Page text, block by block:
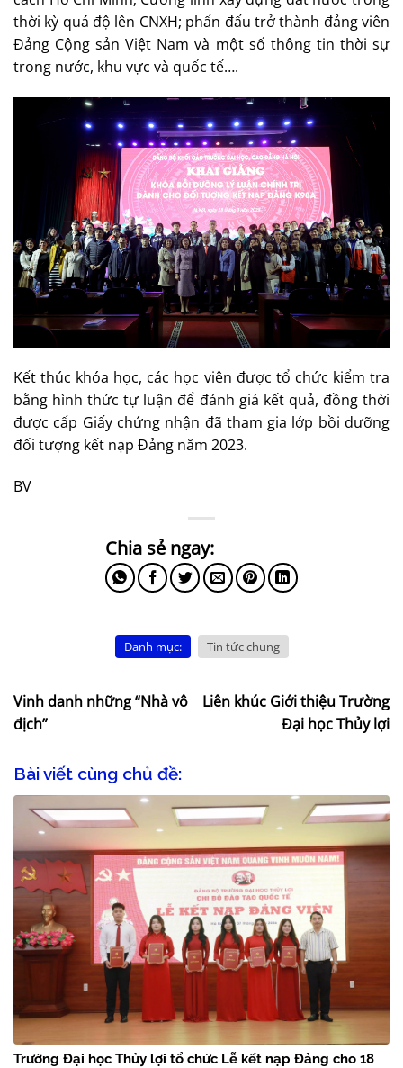
thời kỳ quá độ lên CNXH; phấn đấu trở thành đảng viên
Đảng Cộng sản Việt Nam và một số thông tin thời sự
trong nước, khu vực và quốc tế….
Kết thúc khóa học, các học viên được tổ chức kiểm tra
bằng hình thức tự luận để đánh giá kết quả, đồng thời
được cấp Giấy chứng nhận đã tham gia lớp bồi dưỡng
đối tượng kết nạp Đảng năm 2023.
BV
Danh mục: Tin tức chung
Vinh danh những “Nhà vô
địch”
Liên khúc Giới thiệu Trường
Đại học Thủy lợi
Bài viết cùng chủ đề:
Trường Đại học Thủy lợi tổ chức Lễ kết nạp Đảng cho 18